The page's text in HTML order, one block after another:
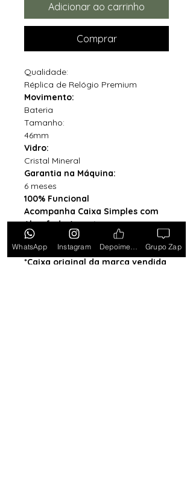
Adicionar ao carrinho
Comprar
Qualidade:
Réplica de Relógio Premium
Movimento:
Bateria
Tamanho:
46mm
Vidro:
Cristal Mineral
Garantia na Máquina:
6 meses
100% Funcional
Acompanha Caixa Simples com
Almofada (exceto para os
estados PB, SE, RR, MT, PE e AL)
*Caixa original da marca vendida
WhatsApp Instagram Grupo Zap